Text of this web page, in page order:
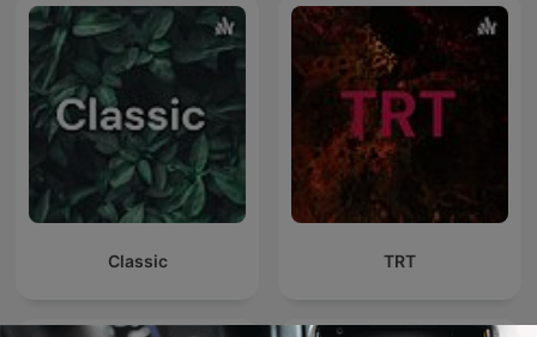
Classic TRT